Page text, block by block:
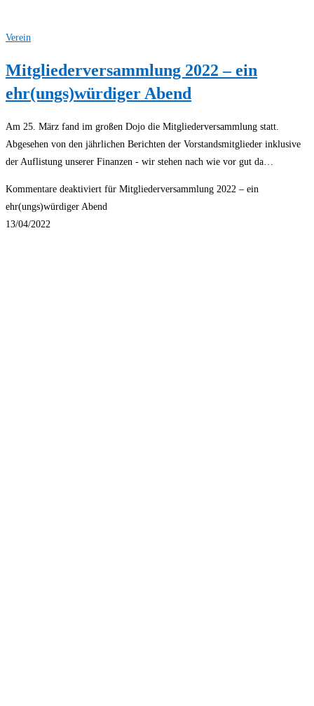
Verein
Mitgliederversammlung 2022 – ein
ehr(ungs)würdiger Abend
Am 25. März fand im großen Dojo die Mitgliederversammlung statt.
Abgesehen von den jährlichen Berichten der Vorstandsmitglieder inklusive
der Auflistung unserer Finanzen - wir stehen nach wie vor gut da…
Kommentare deaktiviert für Mitgliederversammlung 2022 – ein
ehr(ungs)würdiger Abend
13/04/2022